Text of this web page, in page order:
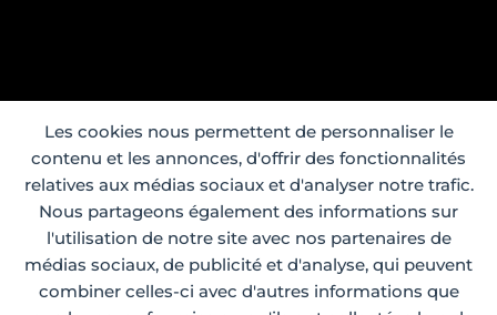
Les cookies nous permettent de personnaliser le
contenu et les annonces, d'offrir des fonctionnalités
relatives aux médias sociaux et d'analyser notre trafic.
Nous partageons également des informations sur
l'utilisation de notre site avec nos partenaires de
médias sociaux, de publicité et d'analyse, qui peuvent
combiner celles-ci avec d'autres informations que